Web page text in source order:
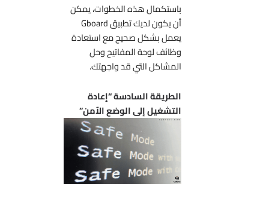
باستكمال هذه الخطوات، يمكن
أن يكون لديك تطبيق Gboard
يعمل بشكل صحيح مع استعادة
وظائف لوحة المفاتيح وحل
المشاكل التي قد واجهتك.
الطريقة السادسة “إعادة
التشغيل إلى الوضع الآمن”